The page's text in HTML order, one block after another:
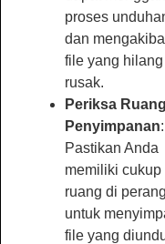
proses
dan
file yang hilang
rusak.
Periksa Ruang
Penyimpanan:
Pastikan Anda
memiliki cukup
ruang di
untuk
file yang